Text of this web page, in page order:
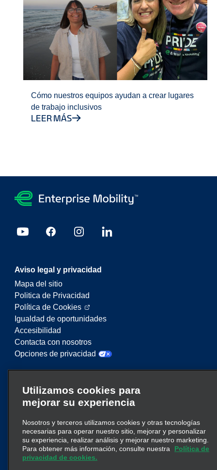
Cómo nuestros equipos ayudan a crear lugares
de trabajo inclusivos
LEER MÁS
Aviso legal y privacidad
Mapa del sitio
Politica de Privacidad
Política de Cookies
Igualdad de oportunidades
Accesibilidad
Contacta con nosotros
Opciones de privacidad
servicios de movilidad. En este sitio web,
“Enterprise Mobility” se utiliza para hacer
a la marca Enterprise Mobility, y se transmite
información relativa a muchas entidades. Estas
referencias no pretenden transmitir ni suplantar la
estructura corporativa existente. Haga
Utilizamos cookies para
mejorar su experiencia
Nosotros y terceros utilizamos cookies y otras tecnologías
necesarias para operar nuestro sitio, mejorar y personalizar
su experiencia, realizar análisis y mejorar nuestro marketing.
Para obtener más información, consulte nuestra
Política de
privacidad de cookies.